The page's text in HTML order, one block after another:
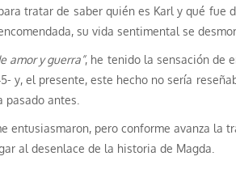
tratar de saber quién es Karl y qué fue
su vida sentimental se
amor y guerra”, he tenido la sensación de
y, el presente, este hecho no sería
pasado antes.
entusiasmaron, pero conforme avanza la
al desenlace de la historia de Magda.